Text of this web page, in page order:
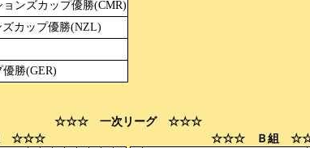
ンズカップ優勝(CMR)
ズカップ優勝(NZL)
勝(GER)
☆☆☆ 一次リーグ ☆☆☆
☆☆☆
☆☆☆ Ｂ組